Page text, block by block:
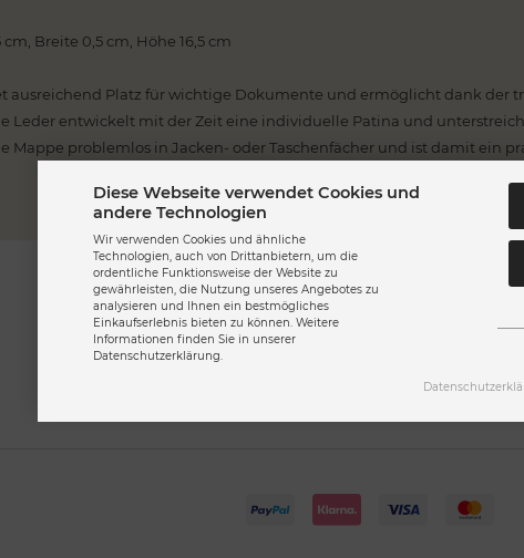
cm, Breite 0,5 cm, Höhe 16,5 cm
ausreichend Platz für wichtige Dokumente und ermöglicht dank der
Leder entwickelt mit der Zeit eine individuelle Patina und
Mappe problemlos in Jacken- oder Taschenfächer und ist damit ein
Diese Webseite verwendet Cookies und
andere Technologien
Wir verwenden Cookies und ähnliche
Technologien, auch von Drittanbietern, um die
ordentliche Funktionsweise der Website zu
gewährleisten, die Nutzung unseres Angebotes zu
analysieren und Ihnen ein bestmögliches
Einkaufserlebnis bieten zu können. Weitere
Informationen finden Sie in unserer
Datenschutzerklärung.